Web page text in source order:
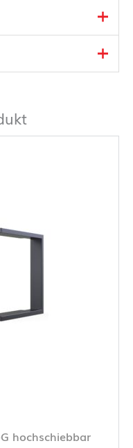
hochschiebbar